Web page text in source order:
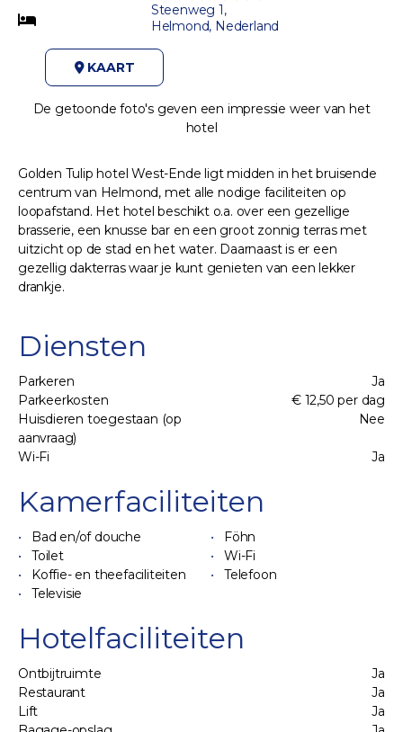
Steenweg 1,
Helmond, Nederland
KAART
De getoonde foto's geven een impressie weer van het
hotel
Golden Tulip hotel West-Ende ligt midden in het bruisende
centrum van Helmond, met alle nodige faciliteiten op
loopafstand. Het hotel beschikt o.a. over een gezellige
brasserie, een knusse bar en een groot zonnig terras met
uitzicht op de stad en het water. Daarnaast is er een
gezellig dakterras waar je kunt genieten van een lekker
drankje.
Diensten
Parkeren
Ja
Parkeerkosten
€ 12,50 per dag
Huisdieren toegestaan (op
aanvraag)
Nee
Wi-Fi Ja
Kamerfaciliteiten
Bad en/of douche
Föhn
Toilet
Wi-Fi
Koffie- en theefaciliteiten
Telefoon
Televisie
Hotelfaciliteiten
Ontbijtruimte
Ja
Restaurant
Ja
Lift
Ja